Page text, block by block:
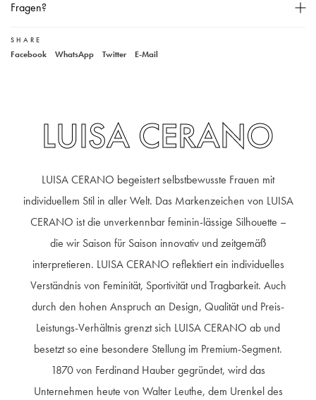
Locker geschnitten,
Pointelle-Lochmuster,
Das Model ist 178 cm groß und trägt Größe 36,
Material: 45% Wolle, 30% Alpaka, 25% Polyamid,
Fragen?
Unser Kundenservice
SHARE
Facebook WhatsApp Twitter E-Mail
LUISA CERANO
LUISA CERANO begeistert selbstbewusste Frauen mit
individuellem Stil in aller Welt. Das Markenzeichen von LUISA
CERANO ist die unverkennbar feminin-lässige Silhouette –
die wir Saison für Saison innovativ und zeitgemäß
interpretieren. LUISA CERANO reflektiert ein individuelles
Verständnis von Feminität, Sportivität und Tragbarkeit. Auch
durch den hohen Anspruch an Design, Qualität und Preis-
Leistungs-Verhältnis grenzt sich LUISA CERANO ab und
besetzt so eine besondere Stellung im Premium-Segment.
1870 von Ferdinand Hauber gegründet, wird das
Unternehmen heute von Walter Leuthe, dem Urenkel des